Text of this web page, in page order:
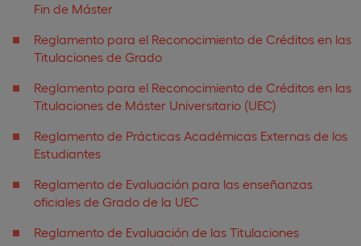
Fin de Máster
Reglamento para el Reconocimiento de Créditos en las
Titulaciones de Grado
Reglamento para el Reconocimiento de Créditos en las
Titulaciones de Máster Universitario (UEC)
Reglamento de Prácticas Académicas Externas de los
Estudiantes
Reglamento de Evaluación para las enseñanzas
oficiales de Grado de la UEC
Reglamento de Evaluación de las Titulaciones